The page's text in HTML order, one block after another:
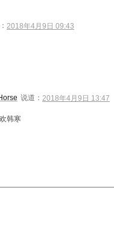
2018年4月9日 09:43
说道： 2018年4月9日 13:47
韩寒